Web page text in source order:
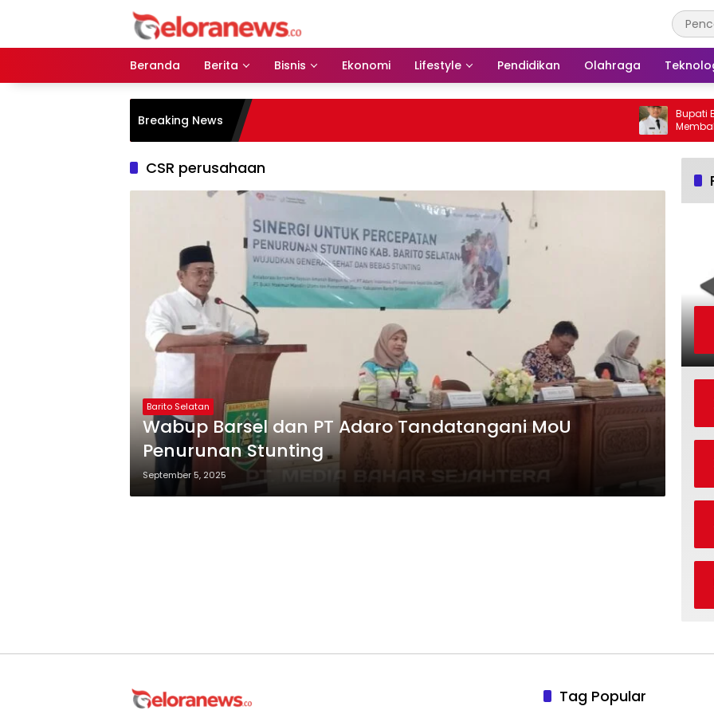
Beranda
Berita Bisnis Ekonomi Lifestyle Pendidikan Olahraga
Breaking News
Bupati
Membakar
Barito
CSR perusahaan
Barito Selatan
Wabup Barsel dan PT Adaro Tandatangani MoU
Penurunan Stunting
September 5, 2025
Tag Popular